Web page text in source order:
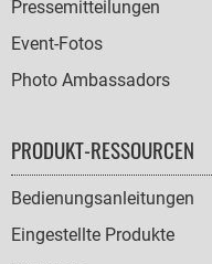
Pressemitteilungen
Event-Fotos
Photo Ambassadors
PRODUKT-RESSOURCEN
Bedienungsanleitungen
Eingestellte Produkte